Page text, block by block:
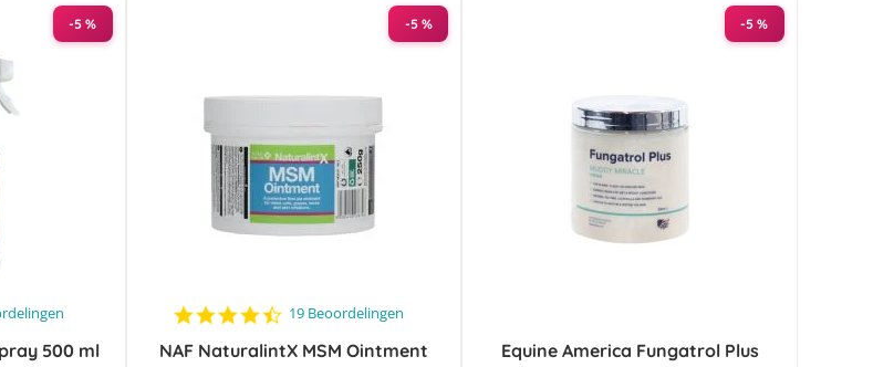
-5 %
500 ml
-5 %
4.6
rating
19 Beoordelingen
NAF NaturalintX MSM Ointment
-5 %
Equine America Fungatrol Plus